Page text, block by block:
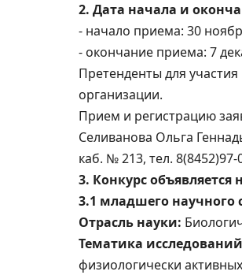
2. Дата начала и
- начало приема: 30
- окончание приема: 7
Претенденты для
организации.
Прием и регистрацию
Селиванова Ольга
каб. № 213, тел.
3. Конкурс
3.1 младшего научного
Отрасль науки:
Тематика
физиологически